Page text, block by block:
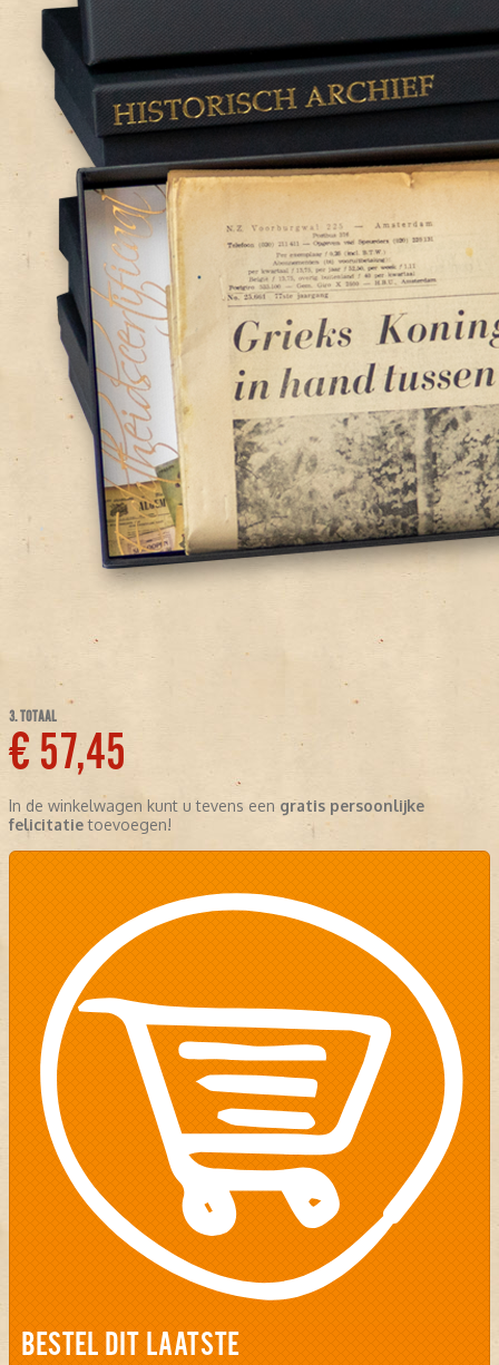
3. TOTAAL
€ 57,45
In de winkelwagen kunt u tevens een gratis persoonlijke
felicitatietoevoegen!
BESTEL DIT LAATSTE